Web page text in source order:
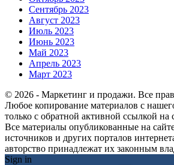
Сентябрь 2023
Август 2023
Июль 2023
Июнь 2023
Май 2023
Апрель 2023
Март 2023
© 2026 - Маркетинг и продажи. Все
Любое копирование материалов с
только с обратной активной ссылкой на
Все материалы опубликованные на
источников и других порталов
авторство принадлежат их законным
Sign in